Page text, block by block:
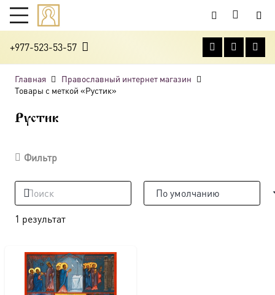
+977-523-53-57
Главная
Православный интернет магазин
Товары с меткой «Рустик»
Рустик
Фильтр
1 результат